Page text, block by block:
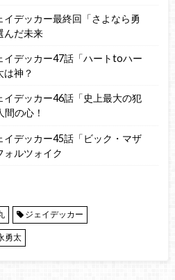
イデッカー最終回「さよなら勇
んだ未来
イデッカー47話「ハートtoハー
は神？
イデッカー46話「史上最大の犯
の心！
イデッカー45話「ビック・マザ
ォルツォイク
ジェイデッカー
勇太